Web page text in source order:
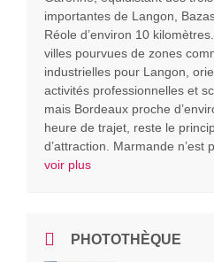
importantes de Langon,
Réole d’environ 10
villes pourvues de zones
industrielles pour Langon,
activités professionnelles et
mais Bordeaux proche
heure de trajet, reste le
d’attraction. Marmande n’est
voir plus
PHOTOTHÈQUE